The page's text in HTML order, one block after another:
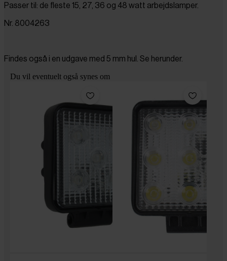
Passer til: de fleste 15, 27, 36 og 48 watt arbejdslamper.
Nr. 8004263
Findes også i en udgave med 5 mm hul. Se herunder.
Du vil eventuelt også synes om